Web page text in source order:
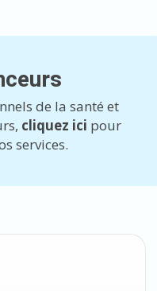
de la santé et
cliquez ici pour
services.